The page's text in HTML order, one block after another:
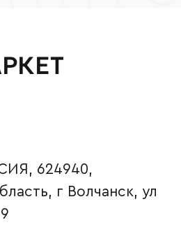
624940,
г Волчанск, ул